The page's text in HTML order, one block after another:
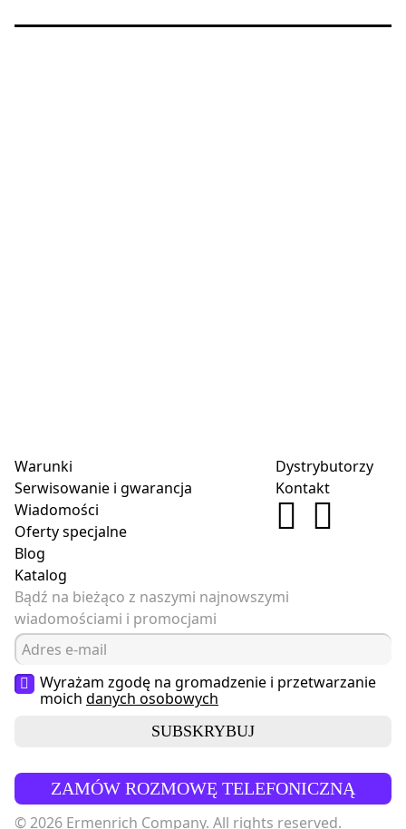
Warunki
Serwisowanie i gwarancja
Wiadomości
Oferty specjalne
Blog
Katalog
Dystrybutorzy
Kontakt
Bądź na bieżąco z naszymi najnowszymi
wiadomościami i promocjami
Wyrażam zgodę na gromadzenie i przetwarzanie
moich danych osobowych
SUBSKRYBUJ
ZAMÓW ROZMOWĘ TELEFONICZNĄ
© 2026 Ermenrich Company. All rights reserved.